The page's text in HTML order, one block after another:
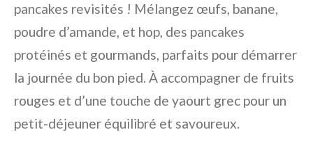
pancakes revisités ! Mélangez œufs, banane,
poudre d’amande, et hop, des pancakes
protéinés et gourmands, parfaits pour démarrer
la journée du bon pied. À accompagner de fruits
rouges et d’une touche de yaourt grec pour un
petit-déjeuner équilibré et savoureux.